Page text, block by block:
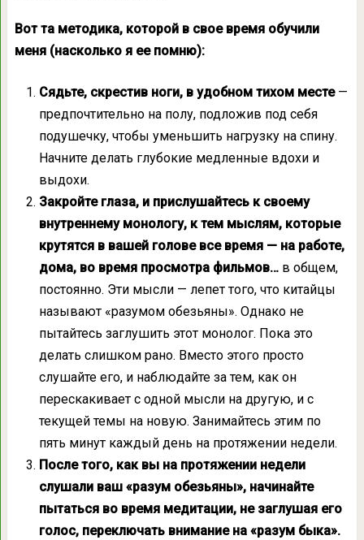
Вот та методика, которой в свое время обучили
меня (насколько я ее помню):
Сядьте, скрестив ноги, в удобном тихом месте—
предпочтительно на полу, подложив под себя
подушечку, чтобы уменьшить нагрузку на спину.
Начните делать глубокие медленные вдохи и
выдохи.
Закройте глаза, и прислушайтесь к своему
внутреннему монологу, к тем мыслям, которые
крутятся в вашей голове все время — на работе,
дома, во время просмотра фильмов…в общем,
постоянно. Эти мысли — лепет того, что китайцы
называют «разумом обезьяны». Однако не
пытайтесь заглушить этот монолог. Пока это
делать слишком рано. Вместо этого просто
слушайте его, и наблюдайте за тем, как он
перескакивает с одной мысли на другую, и с
текущей темы на новую. Занимайтесь этим по
пять минут каждый день на протяжении недели.
После того, как вы на протяжении недели
слушали ваш «разум обезьяны», начинайте
пытаться во время медитации, не заглушая его
голос, переключать внимание на «разум быка».